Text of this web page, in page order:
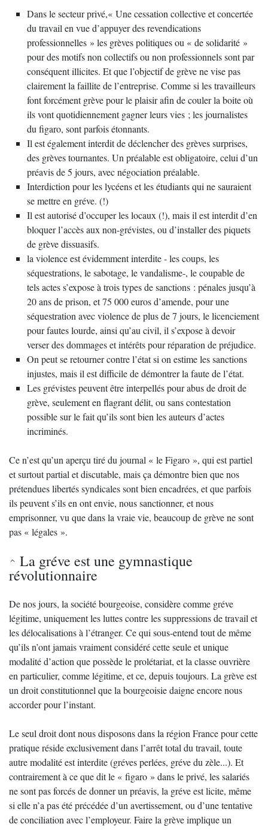
Dans le secteur privé,« Une cessation collective et concertée
du travail en vue d’appuyer des revendications
professionnelles » les grèves politiques ou « de solidarité »
pour des motifs non collectifs ou non professionnels sont par
conséquent illicites. Et que l’objectif de grève ne vise pas
clairement la faillite de l’entreprise. Comme si les travailleurs
font forcément grève pour le plaisir afin de couler la boite où
ils vont quotidiennement gagner leurs vies ; les journalistes
du figaro, sont parfois étonnants.
Il est également interdit de déclencher des grèves surprises,
des grèves tournantes. Un préalable est obligatoire, celui d’un
préavis de 5 jours, avec négociation préalable.
Interdiction pour les lycéens et les étudiants qui ne sauraient
se mettre en gréve. (!)
Il est autorisé d’occuper les locaux (!), mais il est interdit d’en
bloquer l’accès aux non-grévistes, ou d’installer des piquets
de grève dissuasifs.
la violence est évidemment interdite - les coups, les
séquestrations, le sabotage, le vandalisme-, le coupable de
tels actes s’expose à trois types de sanctions : pénales jusqu’à
20 ans de prison, et 75 000 euros d’amende, pour une
séquestration avec violence de plus de 7 jours, le licenciement
pour fautes lourde, ainsi qu’au civil, il s’expose à devoir
verser des dommages et intérêts pour réparation de préjudice.
On peut se retourner contre l’état si on estime les sanctions
injustes, mais il est difficile de démontrer la faute de l’état.
Les grévistes peuvent être interpellés pour abus de droit de
grève, seulement en flagrant délit, ou sans contestation
possible sur le fait qu’ils sont bien les auteurs d’actes
incriminés.
Ce n’est qu’un aperçu tiré du journal « le Figaro », qui est partiel
et surtout partial et discutable, mais ça démontre bien que nos
prétendues libertés syndicales sont bien encadrées, et que parfois
ils peuvent s’ils en ont envie, nous sanctionner, et nous
emprisonner, vu que dans la vraie vie, beaucoup de grève ne sont
pas « légales ».
La gréve est une gymnastique
révolutionnaire
De nos jours, la société bourgeoise, considère comme gréve
légitime, uniquement les luttes contre les suppressions de travail et
les délocalisations à l’étranger. Ce qui sous-entend tout de même
qu’ils n’ont jamais vraiment considéré cette seule et unique
modalité d’action que possède le prolétariat, et la classe ouvrière
en particulier, comme légitime, et ce, depuis toujours. La grève est
un droit constitutionnel que la bourgeoisie daigne encore nous
accorder pour l’instant.
Le seul droit dont nous disposons dans la région France pour cette
pratique réside exclusivement dans l’arrêt total du travail, toute
autre modalité est interdite (gréves perlées, gréve du zèle...). Et
contrairement à ce que dit le « figaro » dans le privé, les salariés
ne sont pas forcés de donner un préavis, la gréve est licite, même
si elle n’a pas été précédée d’un avertissement, ou d’une tentative
de conciliation avec l’employeur. Faire la grève implique un